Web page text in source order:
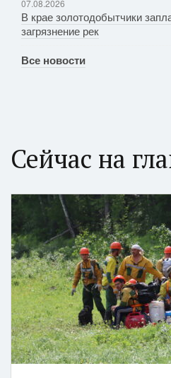
07.08.2026
В крае золотодобытчики
загрязнение рек
Все новости
Сейчас на